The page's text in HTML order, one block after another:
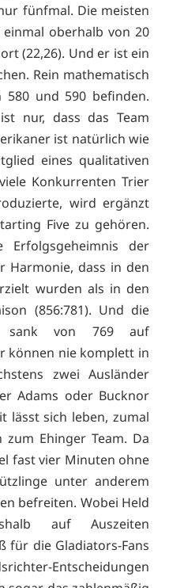
fünfmal. Die meisten
oberhalb von 20
(22,26). Und er ist ein
Rein mathematisch
und 590 befinden.
nur, dass das Team
ist natürlich wie
eines qualitativen
Konkurrenten Trier
wird ergänzt
Five zu gehören.
der
Harmonie, dass in den
wurden als in den
(856:781). Und die
sank von 769 auf
nie komplett in
zwei Ausländer
Adams oder Bucknor
lässt sich leben, zumal
Ehinger Team. Da
fast vier Minuten ohne
unter anderem
befreiten. Wobei Held
auf Auszeiten
Gladiators-Fans
Entscheidungen